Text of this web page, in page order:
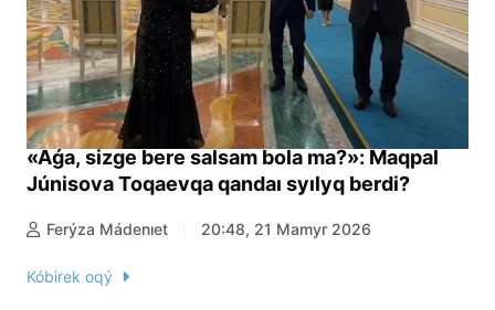
«Aǵa, sizge bere salsam bola ma?»: Maqpal
Júnisova Toqaevqa qandaı syılyq berdi?
Ferýza Mádenıet 20:48, 21 Mamyr 2026
Kóbirek oqý